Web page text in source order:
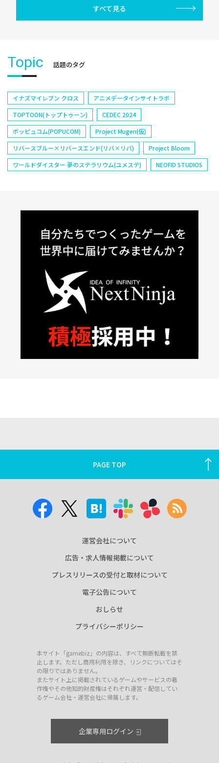
すべて見る
Topic 話題のタグ
イナズマイレブン クロス
アニメデータインサイトラボ
TOPTOON(トップトゥーン)
CEDEC 2024
ポッピュコム(POPUCOM)
Project Mugen(仮)
リバースブルー×リバースエンド(リバ×リバ)
Project Bloom
ワールドダイスター 夢のステラリウム(ユメステ)
NEOFID STUDIOS
PAGE TOP
運営会社について
広告・求人情報掲載について
プレスリリースの受付と取材について
電子公告について
おしらせ
プライバシーポリシー
本サイト「gamebiz」の内容は、すべて無断転載を禁
止します。ただし商用利用を除き、リンクについてはそ
の限りではありません。
またサイト上に掲載されているゲームやサービスの著
作権やその他知的財産権はそれぞれ運営・配信してい
るゲーム会社・運営会社に帰属します。
企業専用ログイン